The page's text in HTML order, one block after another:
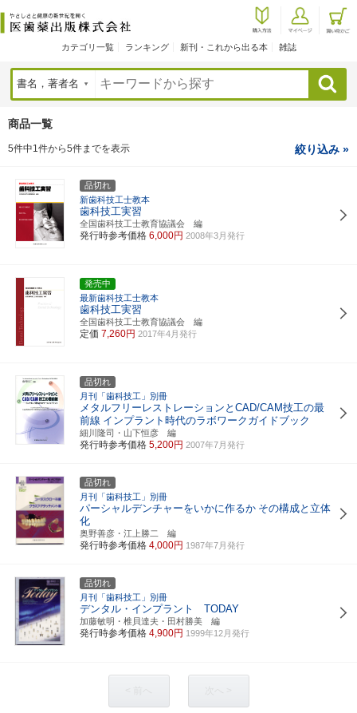
カテゴリ一覧 ランキング 新刊・これから出る本 雑誌
検索
商品一覧
5件中1件から5件までを表示 絞り込み »
品切れ
新歯科技工士教本
歯科技工実習
全国歯科技工士教育協議会 編
発行時参考価格 6,000円 2008年3月発行
発売中
最新歯科技工士教本
歯科技工実習
全国歯科技工士教育協議会 編
定価 7,260円 2017年4月発行
品切れ
月刊「歯科技工」別冊
メタルフリーレストレーションとCAD/CAM技工の最
前線 インプラント時代のラボワークガイドブック
細川隆司・山下恒彦 編
発行時参考価格 5,200円 2007年7月発行
品切れ
月刊「歯科技工」別冊
パーシャルデンチャーをいかに作るか その構成と立体
化
奥野善彦・江上勝二 編
発行時参考価格 4,000円 1987年7月発行
品切れ
月刊「歯科技工」別冊
デンタル・インプラント TODAY
加藤敏明・椎貝達夫・田村勝美 編
発行時参考価格 4,900円 1999年12月発行